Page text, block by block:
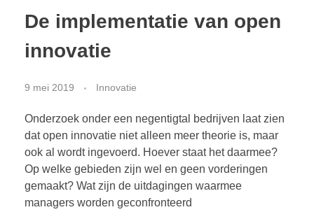
CV
Advies
PUBLICATIES
De implementatie van open
innovatie
9 mei 2019 Innovatie
Onderzoek onder een negentigtal bedrijven laat zien
dat open innovatie niet alleen meer theorie is, maar
ook al wordt ingevoerd. Hoever staat het daarmee?
Op welke gebieden zijn wel en geen vorderingen
gemaakt? Wat zijn de uitdagingen waarmee
managers worden geconfronteerd